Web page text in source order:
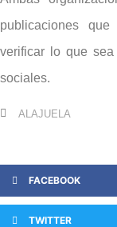
publicaciones
verificar lo que
sociales.
ALAJUELA
FACEBOOK
TWITTER